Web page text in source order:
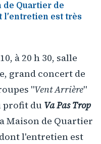
de Quartier de
l'entretien est très
à 20 h 30, salle
grand concert de
"Vent Arrière"
profit du Va Pas Trop
Maison de Quartier
l'entretien est